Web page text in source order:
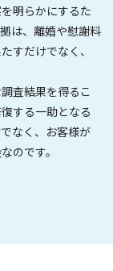
明らかにするた
は、離婚や慰謝料
すだけでなく、
査結果を得るこ
する一助となる
なく、お客様が
のです。